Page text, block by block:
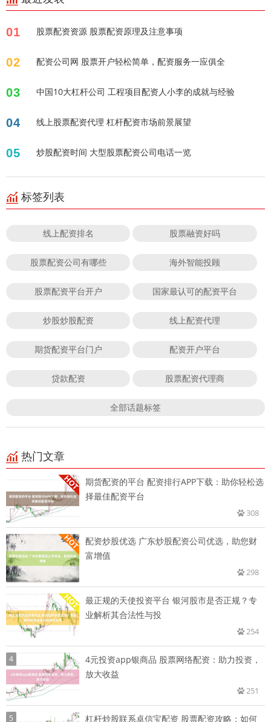
01 股票配资资源 股票配资原理及注意事项
02 配资公司网 股票开户轻松简单，配资服务一应俱全
03 中国10大杠杆公司 工程项目配资人小李的成就与经验
04 线上股票配资代理 杠杆配资市场前景展望
05 炒股配资时间 大型股票配资公司电话一览
标签列表
线上配资排名 股票融资好吗
股票配资公司有哪些 海外智能投顾
股票配资平台开户 国家最认可的配资平台
炒股炒股配资 线上配资代理
期货配资平台门户 配资开户平台
贷款配资 股票配资代理商
全部话题标签
热门文章
期货配资的平台 配资排行APP下载：助你轻松选
择最佳配资平台
308
配资炒股优选 广东炒股配资公司优选，助您财
富增值
298
最正规的天使投资平台 银河股市是否正规？专
业解析其合法性与投
254
4
4元投资app银商品 股票网络配资：助力投资，
放大收益
251
5 杠杆炒股联系卓信宝配资 股票配资攻略：如何